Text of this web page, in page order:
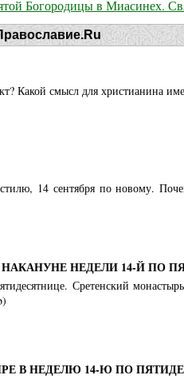
Богородицы в Миасинех.
Какой смысл для христианина
14 сентября по новому.
НЕДЕЛИ 14-Й ПО
Сретенский
В НЕДЕЛЮ 14-Ю ПО